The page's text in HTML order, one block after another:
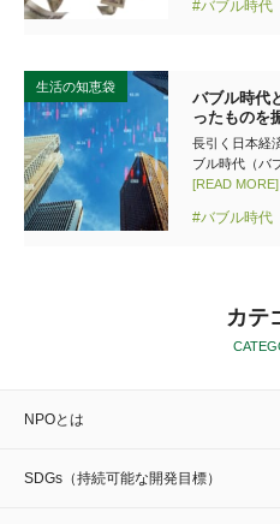
#バブル時代
生活の知恵袋
バブル時代
ったものを
長引く日本経
ブル時代（バ
[READ MORE]
#バブル時代
カテ
NPOとは
SDGs（持続可能な開発目標）